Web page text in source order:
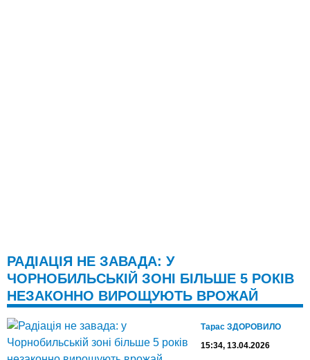
РАДІАЦІЯ НЕ ЗАВАДА: У
ЧОРНОБИЛЬСЬКІЙ ЗОНІ БІЛЬШЕ 5 РОКІВ
НЕЗАКОННО ВИРОЩУЮТЬ ВРОЖАЙ
Тарас ЗДОРОВИЛО
15:34, 13.04.2026